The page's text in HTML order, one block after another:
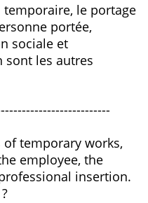
le portage
portée,
sociale et
sont les autres
temporary works,
employee, the
insertion.